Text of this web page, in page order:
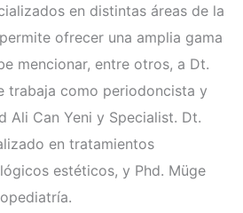
en distintas áreas de la
ofrecer una amplia gama
mencionar, entre otros, a Dt.
trabaja como periodoncista y
Ali Can Yeni y Specialist. Dt.
en tratamientos
estéticos, y Phd. Müge